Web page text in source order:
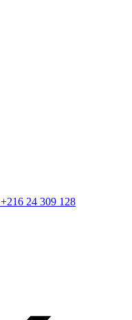
+216 24 309 128